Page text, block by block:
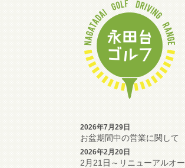
2026年7月29日
お盆期間中の営業に関して
2026年2月20日
2月21日～リニューアルオー